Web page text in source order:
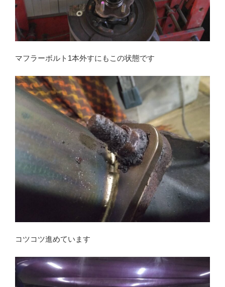
マフラーボルト1本外すにもこの状態です
コツコツ進めています